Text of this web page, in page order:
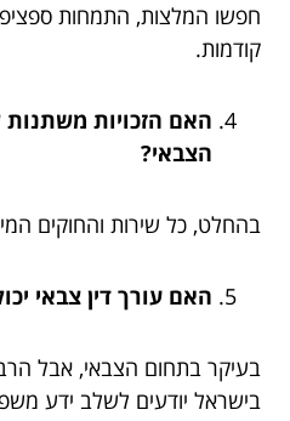
חפשו המלצות, התמחות
קודמות.
האם הזכויות משתנות
הצבאי?
בהחלט, כל שירות והחוקים
האם עורך דין צבאי
בעיקר בתחום הצבאי, אבל
בישראל יודעים לשלב ידע